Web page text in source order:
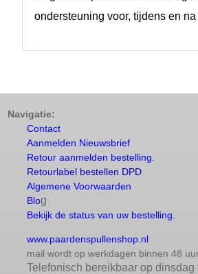
ondersteuning voor, tijdens en na
Navigatie:
Contact
Aanmelden Nieuwsbrief
Retour aanmelden bestelling.
Retourlabel bestellen DPD
Algemene Voorwaarden
Blog
Bekijk de status van uw bestelling.
www.paardenspullenshop.nl
mail wordt op werkdagen binnen 48
Telefonisch bereikbaar op dinsdag